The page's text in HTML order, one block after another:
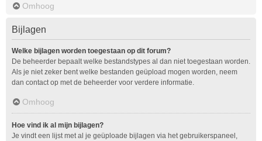
Omhoog
Bijlagen
Welke bijlagen worden toegestaan op dit forum?
De beheerder bepaalt welke bestandstypes al dan niet toegestaan worden.
Als je niet zeker bent welke bestanden geüpload mogen worden, neem
dan contact op met de beheerder voor verdere informatie.
Omhoog
Hoe vind ik al mijn bijlagen?
Je vindt een lijst met al je geüploade bijlagen via het gebruikerspaneel,